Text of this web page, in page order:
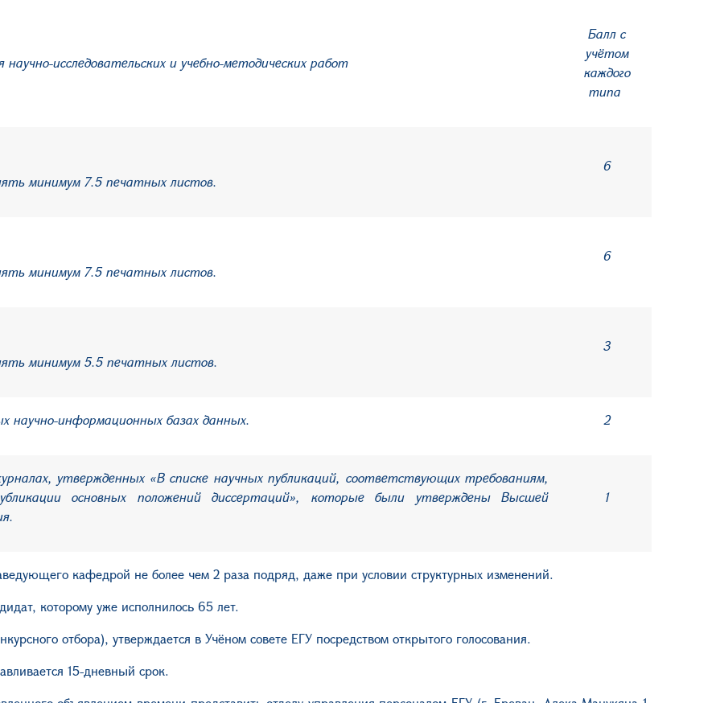
научно-исследовательских и учебно-методических работ
Балл с
учётом
каждого
типа
минимум 7.5 печатных листов.
6
минимум 7.5 печатных листов.
6
минимум 5.5 печатных листов.
3
научно-информационных базах данных. 2
утвержденных «В списке научных публикаций, соответствующих требованиям,
основных положений диссертаций», которые были утверждены Высшей
1
кафедрой не более чем 2 раза подряд, даже при условии структурных изменений.
которому уже исполнилось 65 лет.
отбора), утверждается в Учёном совете ЕГУ посредством открытого голосования.
15-дневный срок.